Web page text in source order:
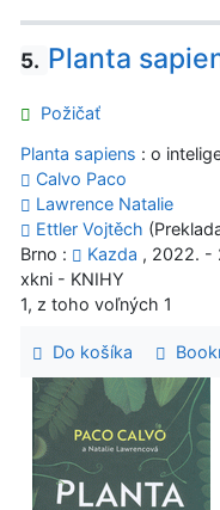
5. Planta
Požičať
Planta sapiens : o
Calvo Paco
Lawrence Natalie
Ettler Vojtěch
Brno :
Kazda , 2022. -
xkni - KNIHY
1, z toho voľných 1
Do košíka